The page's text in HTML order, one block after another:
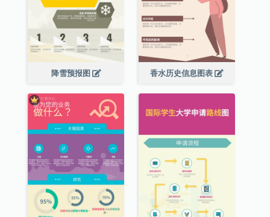
降雪预报图 香水历史信息图表